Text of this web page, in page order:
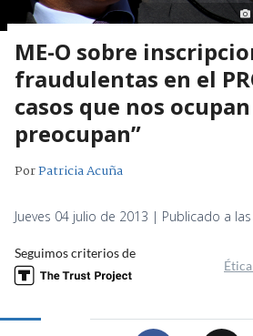
ME-O sobre
fraudulentas en el
casos que nos
preocupan”
PorPatricia Acuña
Jueves 04 julio de 2013 | Publicado a
Seguimos criterios de